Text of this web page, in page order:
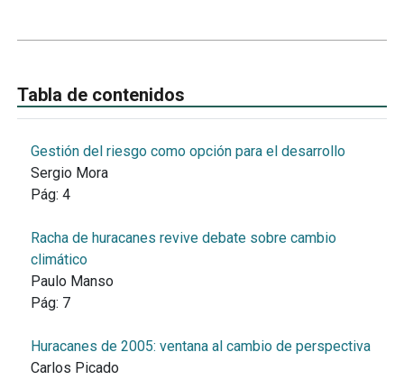
Tabla de contenidos
Gestión del riesgo como opción para el desarrollo
Sergio Mora
Pág: 4
Racha de huracanes revive debate sobre cambio
climático
Paulo Manso
Pág: 7
Huracanes de 2005: ventana al cambio de perspectiva
Carlos Picado